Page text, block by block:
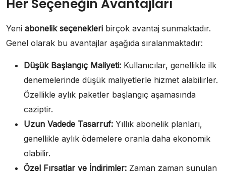
Her Seçeneğin Avantajları
Yeni abonelik seçenekleri birçok avantaj sunmaktadır.
Genel olarak bu avantajlar aşağıda sıralanmaktadır:
Düşük Başlangıç Maliyeti: Kullanıcılar, genellikle ilk
denemelerinde düşük maliyetlerle hizmet alabilirler.
Özellikle aylık paketler başlangıç aşamasında
caziptir.
Uzun Vadede Tasarruf: Yıllık abonelik planları,
genellikle aylık ödemelere oranla daha ekonomik
olabilir.
Özel Fırsatlar ve İndirimler: Zaman zaman sunulan